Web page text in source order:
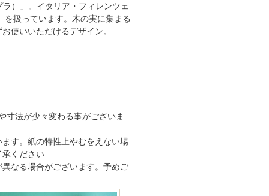
）」。イタリア・フィレンツェ
を扱っています。木の実に集まる
使いいただけるデザイン。
寸法が少々変わる事がございま
す。紙の特性上やむをえない場
承ください
なる場合がございます。予めご